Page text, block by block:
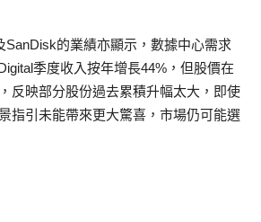
SanDisk的業績亦顯示，數據中心需求
季度收入按年增長44%，但股價在
反映部分股份過去累積升幅太大，即使
指引未能帶來更大驚喜，市場仍可能選